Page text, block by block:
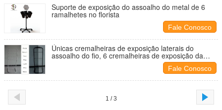
Suporte de exposição do assoalho do metal de 6
ramalhetes no florista
Fale Conosco
Únicas cremalheiras de exposição laterais do
assoalho do fio, 6 cremalheiras de exposição da
Fale Conosco
1 / 3